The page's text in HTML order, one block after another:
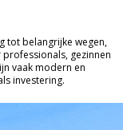
tot belangrijke wegen,
gezinnen
vaak modern en
investering.